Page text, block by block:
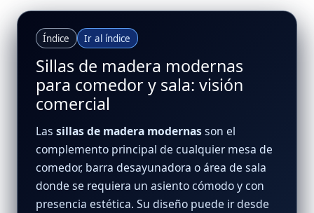
Índice Ir al índice
Sillas de madera modernas
para comedor y sala: visión
comercial
Las sillas de madera modernasson el
complemento principal de cualquier mesa de
comedor, barra desayunadora o área de sala
donde se requiera un asiento cómodo y con
presencia estética. Su diseño puede ir desde